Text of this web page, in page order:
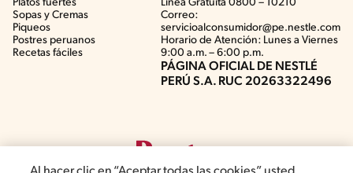
Platos fuertes
Sopas y Cremas
Piqueos
Postres peruanos
Recetas fáciles
Línea Gratuita 0800 – 10210
Correo:
servicioalconsumidor@pe.nestle.com
Horario de Atención: Lunes a Viernes
9:00 a.m. – 6:00 p.m.
PÁGINA OFICIAL DE NESTLÉ
PERÚ S.A. RUC 20263322496